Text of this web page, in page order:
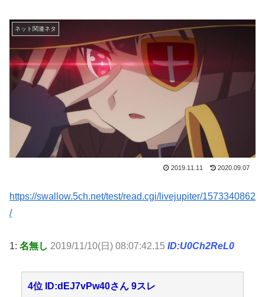
ネット関連ネタ
2019.11.11 2020.09.07
https://swallow.5ch.net/test/read.cgi/livejupiter/1573340862
/
1: 名無し 2019/11/10(日) 08:07:42.15 ID:U0Ch2ReL0
4位 ID:dEJ7vPw40さん 9スレ